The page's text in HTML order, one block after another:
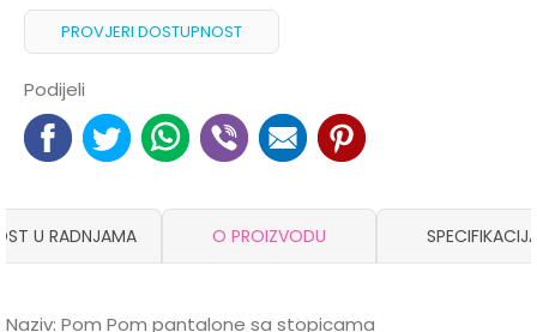
PROVJERI DOSTUPNOST
Podijeli
U RADNJAMA O PROIZVODU
Naziv: Pom Pom pantalone sa stopicama